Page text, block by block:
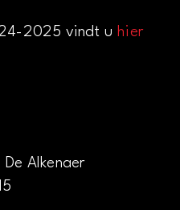
2025 vindt uhier
Alkenaer